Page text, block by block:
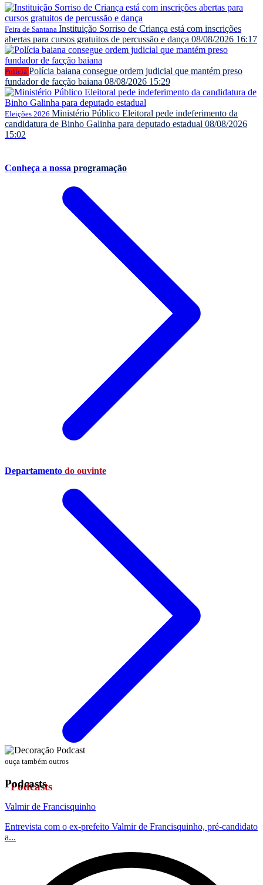
Feira de Santana Instituição Sorriso de Criança está com inscrições
abertas para cursos gratuitos de percussão e dança 08/08/2026 16:17
Polícia Polícia baiana consegue ordem judicial que mantém preso
fundador de facção baiana 08/08/2026 15:29
Eleições 2026 Ministério Público Eleitoral pede indeferimento da
candidatura de Binho Galinha para deputado estadual 08/08/2026
15:02
Conheça a nossa programação
Departamento do ouvinte
ouça também outros
Podcasts
Valmir de Francisquinho
Entrevista com o ex-prefeito Valmir de Francisquinho, pré-candidato
a...